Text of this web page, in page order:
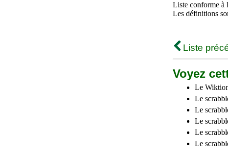
Liste conforme à
Les définitions
Liste
Voyez
Le
Le
Le
Le
Le
Le